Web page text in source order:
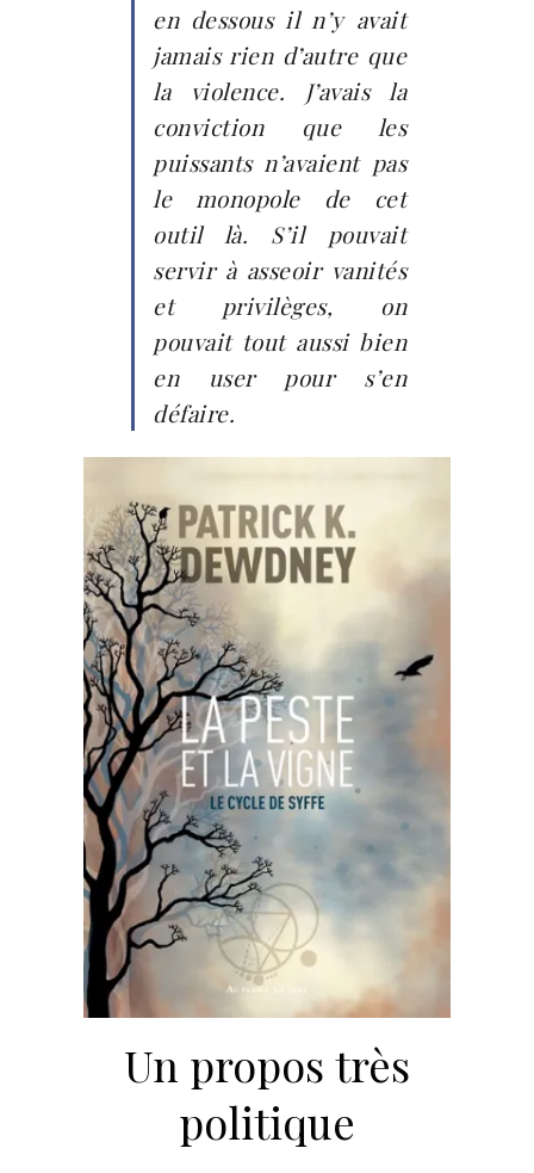
en dessous il n’y avait
jamais rien d’autre que
la violence. J’avais la
conviction que les
puissants n’avaient pas
le monopole de cet
outil là. S’il pouvait
servir à asseoir vanités
et privilèges, on
pouvait tout aussi bien
en user pour s’en
défaire.
Un propos très
politique